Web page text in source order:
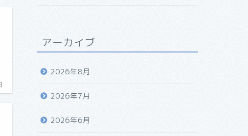
アーカイブ
2026年8月
2026年7月
2026年6月